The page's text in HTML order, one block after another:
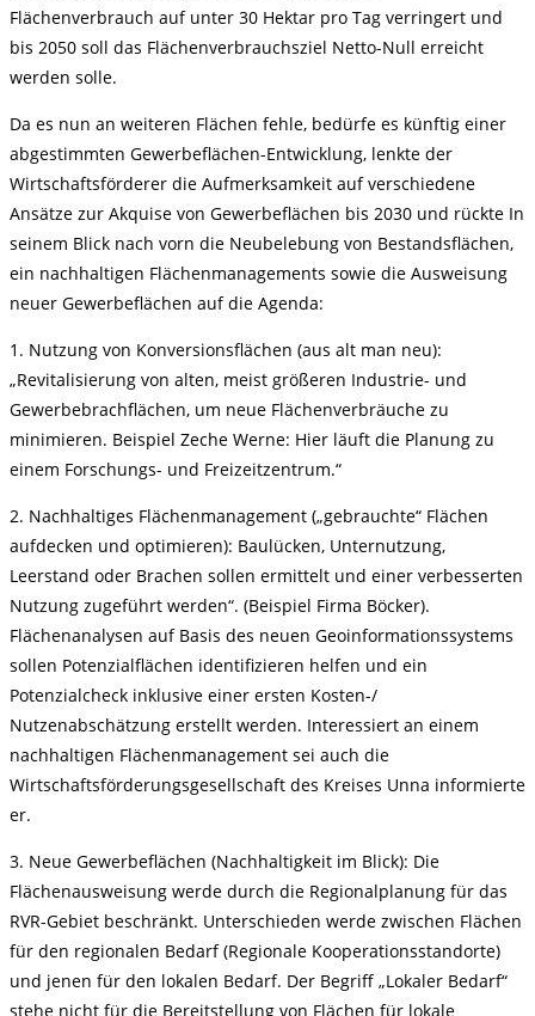
Flächenverbrauch auf unter 30 Hektar pro Tag verringert und
bis 2050 soll das Flächenverbrauchsziel Netto-Null erreicht
werden solle.
Da es nun an weiteren Flächen fehle, bedürfe es künftig einer
abgestimmten Gewerbeflächen-Entwicklung, lenkte der
Wirtschaftsförderer die Aufmerksamkeit auf verschiedene
Ansätze zur Akquise von Gewerbeflächen bis 2030 und rückte In
seinem Blick nach vorn die Neubelebung von Bestandsflächen,
ein nachhaltigen Flächenmanagements sowie die Ausweisung
neuer Gewerbeflächen auf die Agenda:
1. Nutzung von Konversionsflächen (aus alt man neu):
„Revitalisierung von alten, meist größeren Industrie- und
Gewerbebrachflächen, um neue Flächenverbräuche zu
minimieren. Beispiel Zeche Werne: Hier läuft die Planung zu
einem Forschungs- und Freizeitzentrum.“
2. Nachhaltiges Flächenmanagement („gebrauchte“ Flächen
aufdecken und optimieren): Baulücken, Unternutzung,
Leerstand oder Brachen sollen ermittelt und einer verbesserten
Nutzung zugeführt werden“. (Beispiel Firma Böcker).
Flächenanalysen auf Basis des neuen Geoinformationssystems
sollen Potenzialflächen identifizieren helfen und ein
Potenzialcheck inklusive einer ersten Kosten-/
Nutzenabschätzung erstellt werden. Interessiert an einem
nachhaltigen Flächenmanagement sei auch die
Wirtschaftsförderungsgesellschaft des Kreises Unna informierte
er.
3. Neue Gewerbeflächen (Nachhaltigkeit im Blick): Die
Flächenausweisung werde durch die Regionalplanung für das
RVR-Gebiet beschränkt. Unterschieden werde zwischen Flächen
für den regionalen Bedarf (Regionale Kooperationsstandorte)
und jenen für den lokalen Bedarf. Der Begriff „Lokaler Bedarf“
stehe nicht für die Bereitstellung von Flächen für lokale